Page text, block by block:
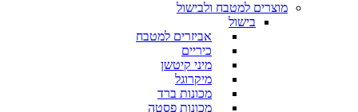
מוצרים למטבח ולבישול
בישול
אביזרים למטבח
כיריים
מיני קיטשן
מיקרוגל
מכונות ברד
מכונות פסטה